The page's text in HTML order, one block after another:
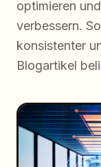
optimieren
verbessern.
konsistenter
Blogartikel